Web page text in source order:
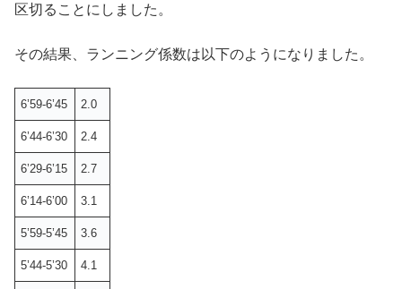
区切ることにしました。
その結果、ランニング係数は以下のようになりました。
6’59-6’45 2.0
6’44-6’30 2.4
6’29-6’15 2.7
6’14-6’00 3.1
5’59-5’45 3.6
5’44-5’30 4.1